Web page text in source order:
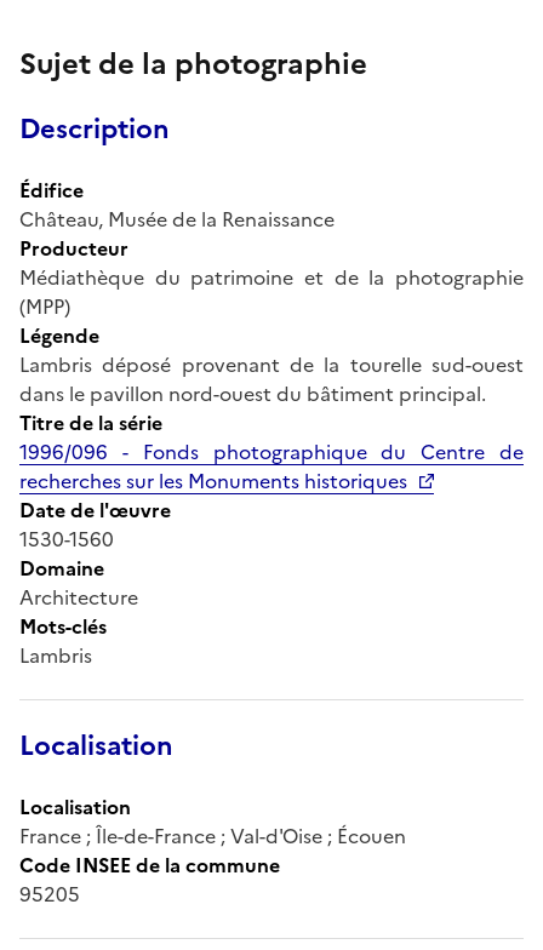
Sujet de la photographie
Description
Édifice
Château, Musée de la Renaissance
Producteur
Médiathèque du patrimoine et de la photographie
(MPP)
Légende
Lambris déposé provenant de la tourelle sud-ouest
dans le pavillon nord-ouest du bâtiment principal.
Titre de la série
1996/096 - Fonds photographique du Centre de
recherches sur les Monuments historiques
Date de l'œuvre
1530-1560
Domaine
Architecture
Mots-clés
Lambris
Localisation
Localisation
France ; Île-de-France ; Val-d'Oise ; Écouen
Code INSEE de la commune
95205